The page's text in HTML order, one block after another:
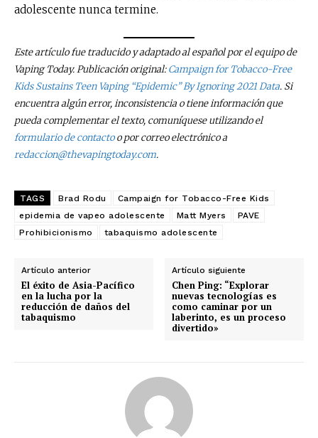
No te pierdas de las
últimas noticias
adolescente nunca termine.
Este artículo fue traducido y adaptado al español por el equipo de
Vaping Today. Publicación original:Campaign for Tobacco-Free
Kids Sustains Teen Vaping “Epidemic” By Ignoring 2021 Data. Si
encuentra algún error, inconsistencia o tiene información que
pueda complementar el texto, comuníquese utilizando el
formulario de contactoo por correo electrónico a
redaccion@thevapingtoday.com.
TAGS Brad Rodu
Campaign for Tobacco-Free Kids
epidemia de vapeo adolescente
Matt Myers
PAVE
Prohibicionismo
tabaquismo adolescente
Artículo anterior
El éxito de Asia-Pacífico
en la lucha por la
reducción de daños del
tabaquismo
Artículo siguiente
Chen Ping: “Explorar
nuevas tecnologías es
como caminar por un
laberinto, es un proceso
divertido»